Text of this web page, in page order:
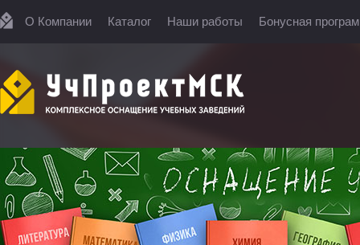
О Компании Каталог Наши работы Бонусная